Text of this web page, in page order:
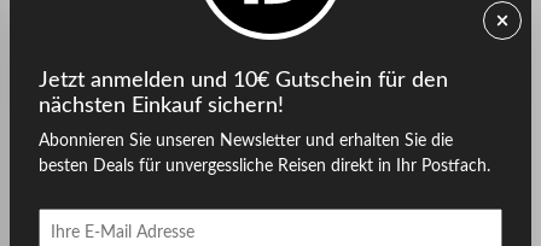
Filter Preis
Jetzt anmelden und 10€ Gutschein für den
nächsten Einkauf sichern!
Abonnieren Sie unseren Newsletter und erhalten Sie die
besten Deals für unvergessliche Reisen direkt in Ihr Postfach.